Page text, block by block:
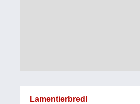
Lamentierbredl